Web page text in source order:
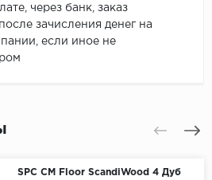
через банк, заказ
зачисления денег на
если иное не
SPC CM Floor ScandiWood 4 Дуб